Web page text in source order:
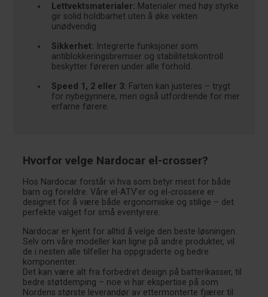
Lettvektsmaterialer: Materialer med høy styrke
gir solid holdbarhet uten å øke vekten
unødvendig.
Sikkerhet: Integrerte funksjoner som
antiblokkeringsbremser og stabilitetskontroll
beskytter føreren under alle forhold.
Speed 1, 2 eller 3: Farten kan justeres – trygt
for nybegynnere, men også utfordrende for mer
erfarne førere.
Hvorfor velge Nardocar el-crosser?
Hos Nardocar forstår vi hva som betyr mest for både
barn og foreldre. Våre el-ATV’er og el-crossere er
designet for å være både ergonomiske og stilige – det
perfekte valget for små eventyrere.
Nardocar er kjent for alltid å velge den beste løsningen.
Selv om våre modeller kan ligne på andre produkter, vil
de i nesten alle tilfeller ha oppgraderte og bedre
komponenter.
Det kan være alt fra forbedret design på batterikasser, til
bedre støtdemping – noe vi har ekspertise på som
Nordens største leverandør av ettermonterte fjærer til